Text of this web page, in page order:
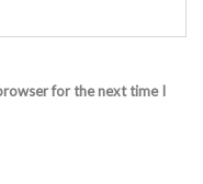
for the next time I